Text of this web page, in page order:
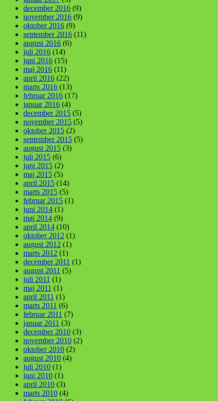
december 2016 (9)
november 2016 (9)
oktober 2016 (9)
september 2016 (11)
august 2016 (6)
juli 2016 (14)
juni 2016 (15)
maj 2016 (11)
april 2016 (22)
marts 2016 (13)
februar 2016 (17)
januar 2016 (4)
december 2015 (5)
november 2015 (5)
oktober 2015 (2)
september 2015 (5)
august 2015 (3)
juli 2015 (6)
juni 2015 (2)
maj 2015 (5)
april 2015 (14)
marts 2015 (5)
februar 2015 (1)
juni 2014 (1)
maj 2014 (9)
april 2014 (10)
oktober 2012 (1)
august 2012 (1)
marts 2012 (1)
december 2011 (1)
august 2011 (5)
juli 2011 (1)
maj 2011 (1)
april 2011 (1)
marts 2011 (6)
februar 2011 (7)
januar 2011 (3)
december 2010 (3)
november 2010 (2)
oktober 2010 (2)
august 2010 (4)
juli 2010 (1)
juni 2010 (1)
april 2010 (3)
marts 2010 (4)